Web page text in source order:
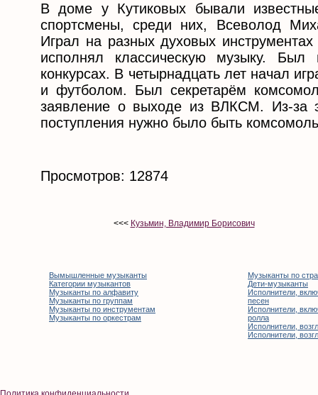
В доме у Кутиковых бывали
спортсмены, среди них, Всеволод
Играл на разных духовых
исполнял классическую музыку.
конкурсах. В четырнадцать лет начал
и футболом. Был секретарём
заявление о выходе из ВЛКСМ. Из-за
поступления нужно было быть
Просмотров: 12874
<<< Кузьмин, Владимир Борисович
Вымышленные музыканты
Категории музыкантов
Музыканты по алфавиту
Музыканты по группам
Музыканты по инструментам
Музыканты по оркестрам
Музыканты по
Дети-музыканты
Исполнители,
песен
Исполнители,
ролла
Исполнители,
Исполнители,